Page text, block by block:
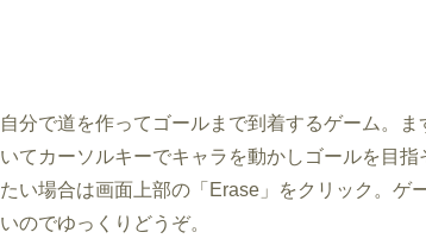
自分で道を作ってゴールまで到着するゲーム。ま
いてカーソルキーでキャラを動かしゴールを目指
たい場合は画面上部の「Erase」をクリック。ゲ
いのでゆっくりどうぞ。